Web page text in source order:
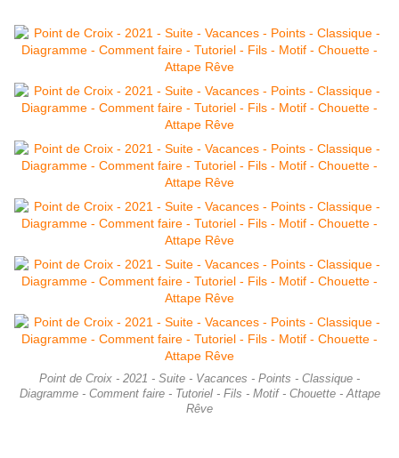
Point de Croix - 2021 - Suite - Vacances - Points - Classique -
Diagramme - Comment faire - Tutoriel - Fils - Motif - Chouette - Attape
Rêve